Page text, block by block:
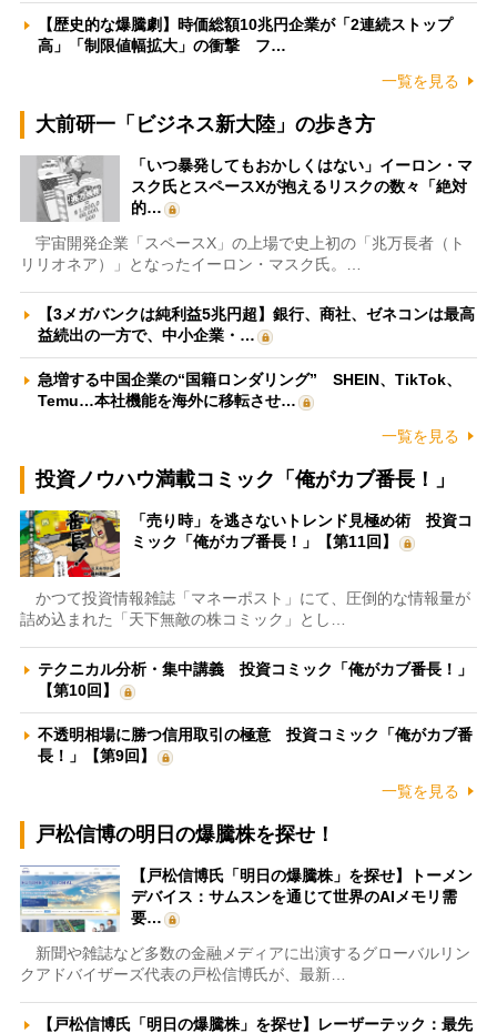
【歴史的な爆騰劇】時価総額10兆円企業が「2連続ストップ
高」「制限値幅拡大」の衝撃 フ…
一覧を見る
大前研一「ビジネス新大陸」の歩き方
「いつ暴発してもおかしくはない」イーロン・マ
スク氏とスペースXが抱えるリスクの数々「絶対
的…
宇宙開発企業「スペースX」の上場で史上初の「兆万長者（ト
リリオネア）」となったイーロン・マスク氏。…
【3メガバンクは純利益5兆円超】銀行、商社、ゼネコンは最高
益続出の一方で、中小企業・…
急増する中国企業の“国籍ロンダリング” SHEIN、TikTok、
Temu…本社機能を海外に移転させ…
一覧を見る
投資ノウハウ満載コミック「俺がカブ番長！」
「売り時」を逃さないトレンド見極め術 投資コ
ミック「俺がカブ番長！」【第11回】
かつて投資情報雑誌「マネーポスト」にて、圧倒的な情報量が
詰め込まれた「天下無敵の株コミック」とし…
テクニカル分析・集中講義 投資コミック「俺がカブ番長！」
【第10回】
不透明相場に勝つ信用取引の極意 投資コミック「俺がカブ番
長！」【第9回】
一覧を見る
戸松信博の明日の爆騰株を探せ！
【戸松信博氏「明日の爆騰株」を探せ】トーメン
デバイス：サムスンを通じて世界のAIメモリ需
要…
新聞や雑誌など多数の金融メディアに出演するグローバルリン
クアドバイザーズ代表の戸松信博氏が、最新…
【戸松信博氏「明日の爆騰株」を探せ】レーザーテック：最先